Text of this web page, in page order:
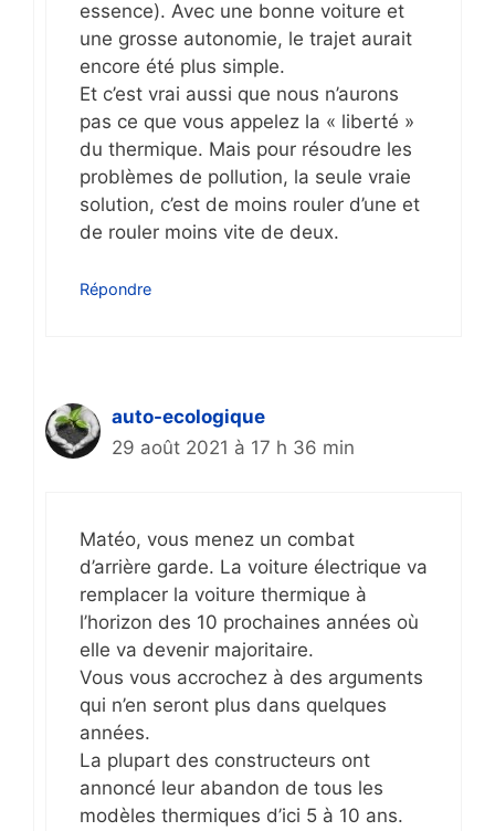
essence). Avec une bonne voiture et
une grosse autonomie, le trajet aurait
encore été plus simple.
Et c’est vrai aussi que nous n’aurons
pas ce que vous appelez la « liberté »
du thermique. Mais pour résoudre les
problèmes de pollution, la seule vraie
solution, c’est de moins rouler d’une et
de rouler moins vite de deux.
Répondre
auto-ecologique
29 août 2021 à 17 h 36 min
Matéo, vous menez un combat
d’arrière garde. La voiture électrique va
remplacer la voiture thermique à
l’horizon des 10 prochaines années où
elle va devenir majoritaire.
Vous vous accrochez à des arguments
qui n’en seront plus dans quelques
années.
La plupart des constructeurs ont
annoncé leur abandon de tous les
modèles thermiques d’ici 5 à 10 ans.